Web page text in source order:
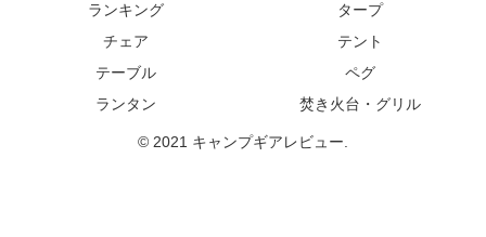
ランキング
タープ
チェア
テント
テーブル
ペグ
ランタン
焚き火台・グリル
© 2021 キャンプギアレビュー.